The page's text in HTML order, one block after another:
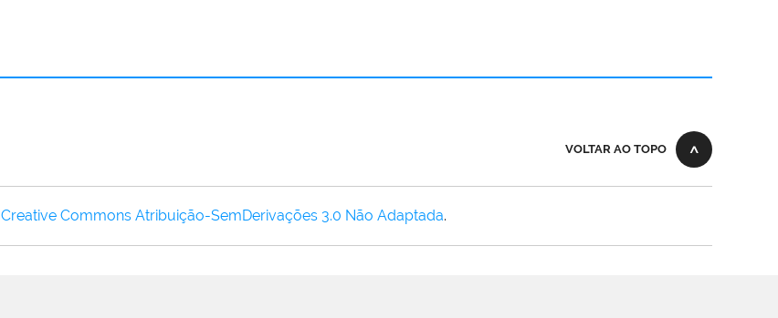
VOLTAR AO TOPO
Creative Commons Atribuição-SemDerivações 3.0 Não Adaptada.